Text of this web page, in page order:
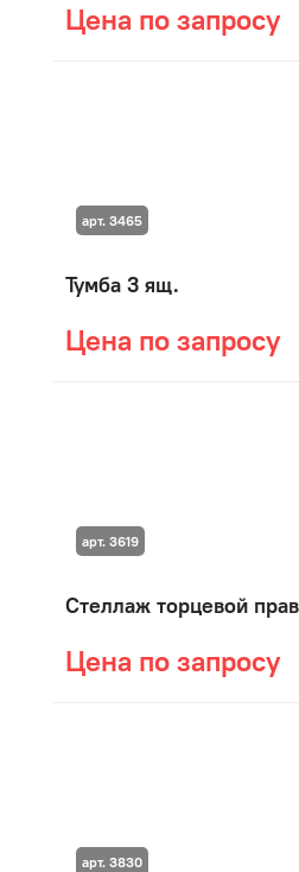
Цена по запросу
Тумба 3 ящ.
Цена по запросу
арт. 3465
Стеллаж торцевой
Цена по запросу
арт. 3619
арт. 3830